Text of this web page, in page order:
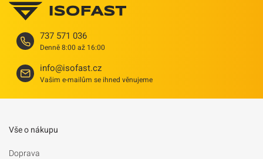
737 571 036
Denně 8:00 až 16:00
info@isofast.cz
Vašim e-mailům se ihned věnujeme
Vše o nákupu
Doprava